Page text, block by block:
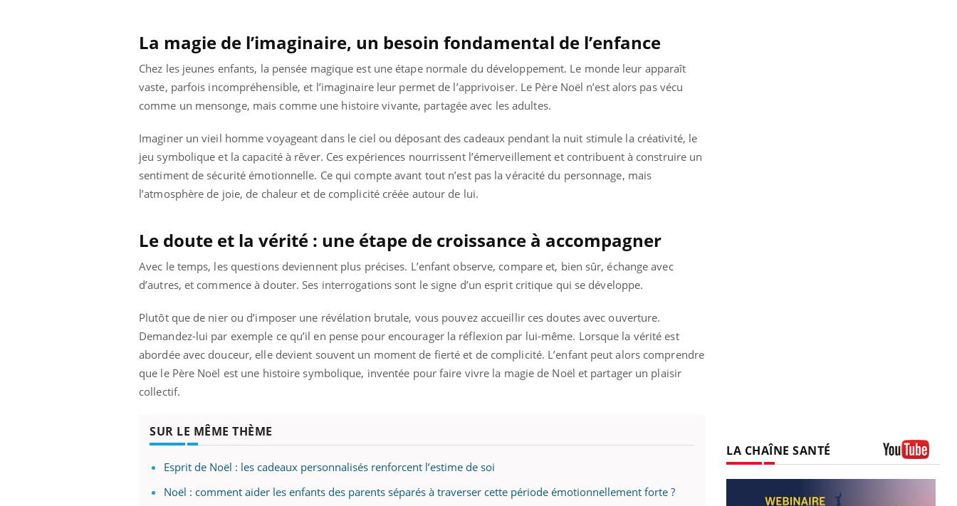
La magie de l’imaginaire, un besoin fondamental de l’enfance
Chez les jeunes enfants, la pensée magique est une étape normale du développement. Le monde leur apparaît
vaste, parfois incompréhensible, et l’imaginaire leur permet de l’apprivoiser. Le Père Noël n’est alors pas vécu
comme un mensonge, mais comme une histoire vivante, partagée avec les adultes.
Imaginer un vieil homme voyageant dans le ciel ou déposant des cadeaux pendant la nuit stimule la créativité, le
jeu symbolique et la capacité à rêver. Ces expériences nourrissent l’émerveillement et contribuent à construire un
sentiment de sécurité émotionnelle. Ce qui compte avant tout n’est pas la véracité du personnage, mais
l’atmosphère de joie, de chaleur et de complicité créée autour de lui.
Le doute et la vérité : une étape de croissance à accompagner
Avec le temps, les questions deviennent plus précises. L’enfant observe, compare et, bien sûr, échange avec
d’autres, et commence à douter. Ses interrogations sont le signe d’un esprit critique qui se développe.
Plutôt que de nier ou d’imposer une révélation brutale, vous pouvez accueillir ces doutes avec ouverture.
Demandez-lui par exemple ce qu’il en pense pour encourager la réflexion par lui-même. Lorsque la vérité est
abordée avec douceur, elle devient souvent un moment de fierté et de complicité. L’enfant peut alors comprendre
que le Père Noël est une histoire symbolique, inventée pour faire vivre la magie de Noël et partager un plaisir
collectif.
SUR LE MÊME THÈME
Esprit de Noël : les cadeaux personnalisés renforcent l’estime de soi
Noël : comment aider les enfants des parents séparés à traverser cette période émotionnellement forte ?
LA CHAÎNE SANTÉ